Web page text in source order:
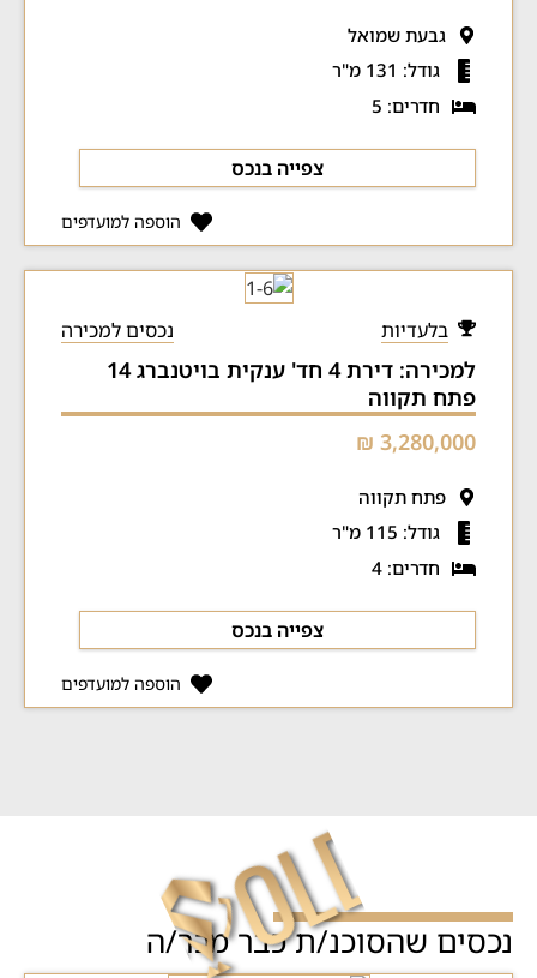
גבעת שמואל
גודל: 131 מ"ר
חדרים: 5
צפייה בנכס
הוספה למועדפים
בלעדיות נכסים למכירה
למכירה: דירת 4 חד' ענקית בויטנברג 14
פתח תקווה
3,280,000 ₪
פתח תקווה
גודל: 115 מ"ר
חדרים: 4
צפייה בנכס
הוספה למועדפים
נכסים שהסוכנ/ת כבר מכר/ה